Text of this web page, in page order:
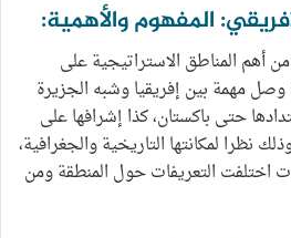
المفهوم والأهمية:
أهم المناطق الاستراتيجية على
وصل مهمة بين إفريقيا وشبه الجزيرة
حتى باكستان، كذا إشرافها على
نظرا لمكانتها التاريخية والجغرافية،
اختلفت التعريفات حول المنطقة ومن